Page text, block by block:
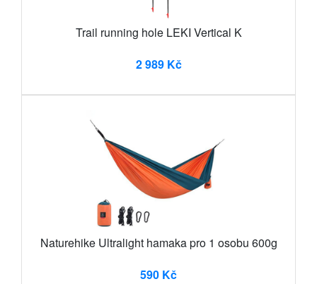
Trail running hole LEKI Vertical K
2 989 Kč
Naturehike Ultralight hamaka pro 1 osobu 600g
590 Kč